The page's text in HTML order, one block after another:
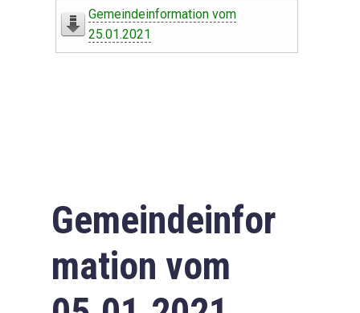
Gemeindeinformation vom
25.01.2021
Gemeindeinfor
mation vom